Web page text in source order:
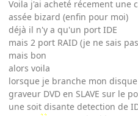
Voila j'ai acheté récement une
assée bizard (enfin pour moi)
déjà il n'y a qu'un port IDE
mais 2 port RAID (je ne sais
mais bon
alors voila
lorsque je branche mon
graveur DVD en SLAVE sur le
une soit disante detection de